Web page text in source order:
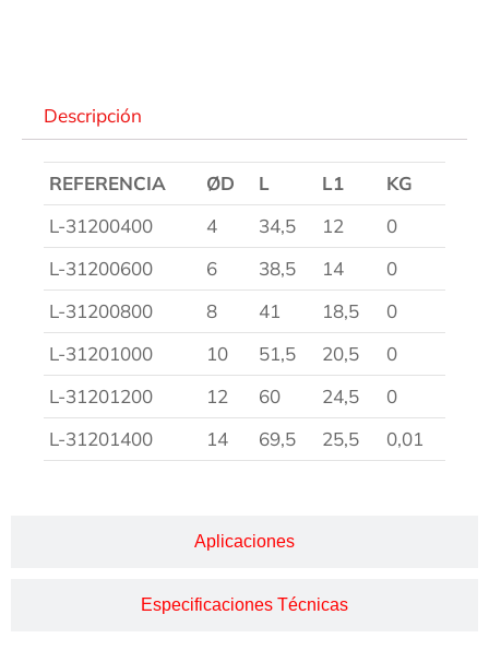
Aplicaciones
Especificaciones Técnicas
Descripción
REFERENCIA ØD L L1
KG
L-31200400
4 34,5 12
0
L-31200600
6 38,5 14
0
L-31200800
8 41 18,5
0
L-31201000
10 51,5 20,5
0
L-31201200
12 60 24,5
0
L-31201400
14 69,5 25,5 0,01